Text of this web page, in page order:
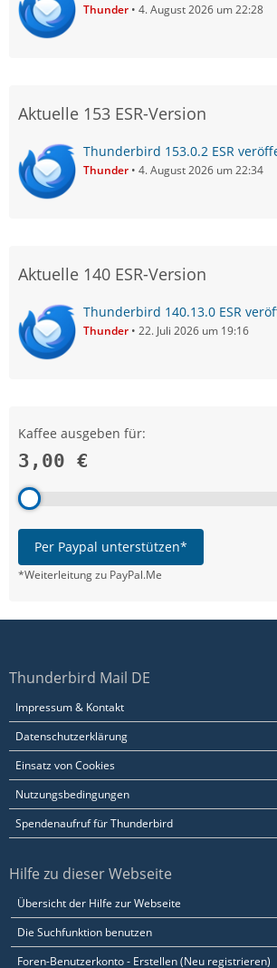
Thunder 4. August 2026 um 22:28
Aktuelle 153 ESR-Version
Thunderbird 153.0.2 ESR
Thunder 4. August 2026 um 22:34
Aktuelle 140 ESR-Version
Thunderbird 140.13.0 ESR
Thunder 22. Juli 2026 um 19:16
Kaffee ausgeben für:
3,00 €
Per Paypal unterstützen*
*Weiterleitung zu PayPal.Me
Thunderbird Mail DE
Impressum & Kontakt
Datenschutzerklärung
Einsatz von Cookies
Nutzungsbedingungen
Spendenaufruf für Thunderbird
Hilfe zu dieser Webseite
Übersicht der Hilfe zur Webseite
Die Suchfunktion benutzen
Foren-Benutzerkonto - Erstellen (Neu registrieren)